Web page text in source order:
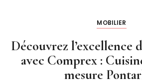
MOBILIER
Découvrez l’excellence
avec Comprex :
mesure